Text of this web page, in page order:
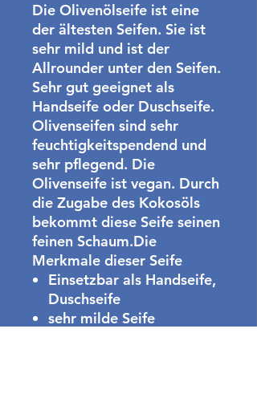
Die Olivenölseife ist eine
der ältesten Seifen. Sie ist
sehr mild und ist der
Allrounder unter den Seifen.
Sehr gut geeignet als
Handseife oder Duschseife.
Olivenseifen sind sehr
feuchtigkeitspendend und
sehr pflegend. Die
Olivenseife ist vegan. Durch
die Zugabe des Kokosöls
bekommt diese Seife seinen
feinen Schaum.Die
Merkmale dieser Seife
Einsetzbar als Handseife,
Duschseife
sehr milde Seife